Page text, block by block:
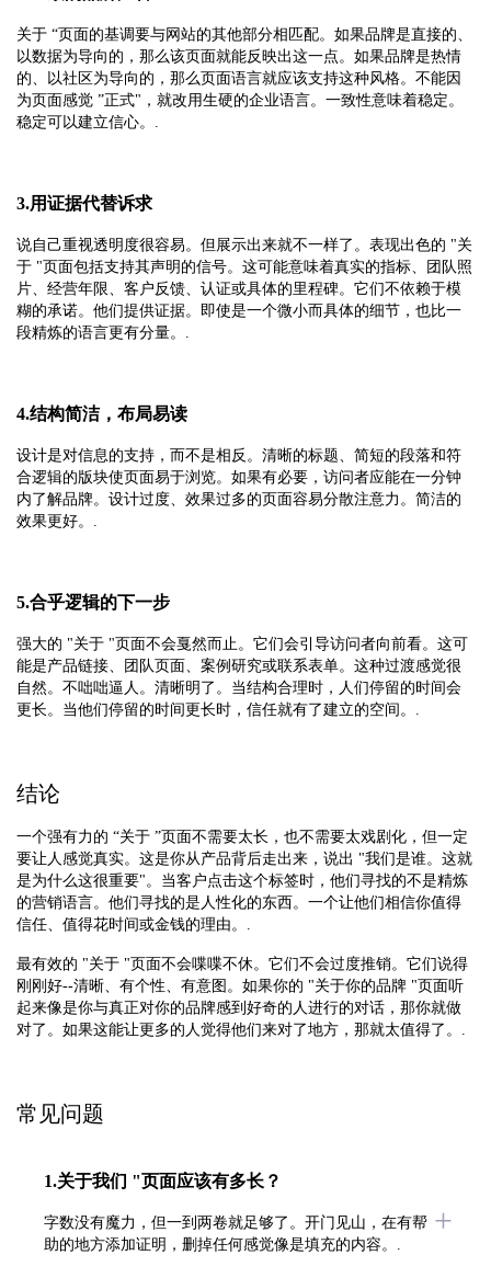
关于 “页面的基调要与网站的其他部分相匹配。如果品牌是直接的、
以数据为导向的，那么该页面就能反映出这一点。如果品牌是热情
的、以社区为导向的，那么页面语言就应该支持这种风格。不能因
为页面感觉 ”正式"，就改用生硬的企业语言。一致性意味着稳定。
稳定可以建立信心。.
3.用证据代替诉求
说自己重视透明度很容易。但展示出来就不一样了。表现出色的 "关
于 "页面包括支持其声明的信号。这可能意味着真实的指标、团队照
片、经营年限、客户反馈、认证或具体的里程碑。它们不依赖于模
糊的承诺。他们提供证据。即使是一个微小而具体的细节，也比一
段精炼的语言更有分量。.
4.结构简洁，布局易读
设计是对信息的支持，而不是相反。清晰的标题、简短的段落和符
合逻辑的版块使页面易于浏览。如果有必要，访问者应能在一分钟
内了解品牌。设计过度、效果过多的页面容易分散注意力。简洁的
效果更好。.
5.合乎逻辑的下一步
强大的 "关于 "页面不会戛然而止。它们会引导访问者向前看。这可
能是产品链接、团队页面、案例研究或联系表单。这种过渡感觉很
自然。不咄咄逼人。清晰明了。当结构合理时，人们停留的时间会
更长。当他们停留的时间更长时，信任就有了建立的空间。.
结论
一个强有力的 “关于 ”页面不需要太长，也不需要太戏剧化，但一定
要让人感觉真实。这是你从产品背后走出来，说出 "我们是谁。这就
是为什么这很重要"。当客户点击这个标签时，他们寻找的不是精炼
的营销语言。他们寻找的是人性化的东西。一个让他们相信你值得
信任、值得花时间或金钱的理由。.
最有效的 "关于 "页面不会喋喋不休。它们不会过度推销。它们说得
刚刚好--清晰、有个性、有意图。如果你的 "关于你的品牌 "页面听
起来像是你与真正对你的品牌感到好奇的人进行的对话，那你就做
对了。如果这能让更多的人觉得他们来对了地方，那就太值得了。.
常见问题
1.关于我们 "页面应该有多长？
字数没有魔力，但一到两卷就足够了。开门见山，在有帮
助的地方添加证明，删掉任何感觉像是填充的内容。.